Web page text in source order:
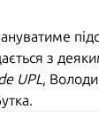
з
UPL,